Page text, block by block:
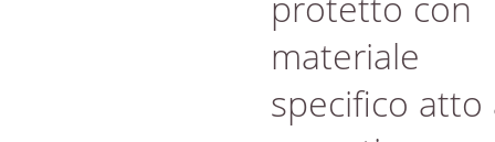
materiale
specifico atto